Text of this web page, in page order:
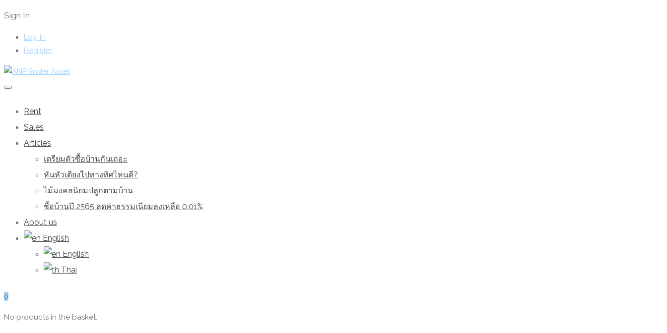
Sign In
Log In
Register
Rent
Sales
Articles
เตรียมตัวซื้อบ้านกันเถอะ
หันหัวเตียงไปทางทิศไหนดี?
ไม้มงคลนิยมปลูกตามบ้าน
ซื้อบ้านปี 2565 ลดค่าธรรมเนียมลงเหลือ 0.01%
About us
English
English
Thai
0
No products in the basket.